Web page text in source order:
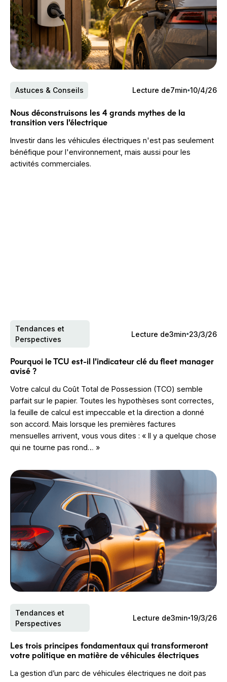
Astuces & Conseils Lecture de7min 10/4/26
Nous déconstruisons les 4 grands mythes de la
transition vers l’électrique
Investir dans les véhicules électriques n'est pas seulement
bénéfique pour l'environnement, mais aussi pour les
activités commerciales.
Tendances et
Perspectives
Lecture de3min 23/3/26
Pourquoi le TCU est-il l’indicateur clé du fleet manager
avisé ?
Votre calcul du Coût Total de Possession (TCO) semble
parfait sur le papier. Toutes les hypothèses sont correctes,
la feuille de calcul est impeccable et la direction a donné
son accord. Mais lorsque les premières factures
mensuelles arrivent, vous vous dites : « Il y a quelque chose
qui ne tourne pas rond… »
Tendances et
Perspectives
Lecture de3min 19/3/26
Les trois principes fondamentaux qui transformeront
votre politique en matière de véhicules électriques
La gestion d’un parc de véhicules électriques ne doit pas